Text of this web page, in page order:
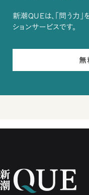
新潮QUEは、「問う力
ションサービスです。
無